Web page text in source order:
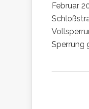
Februar
Sperrung